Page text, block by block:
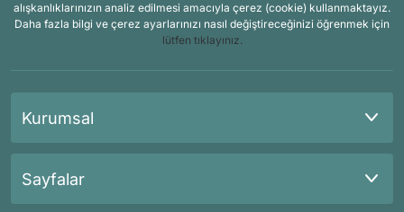
alışkanlıklarınızın analiz edilmesi amacıyla çerez (cookie) kullanmaktayız.
Daha fazla bilgi ve çerez ayarlarınızı nasıl değiştireceğinizi öğrenmek için
lütfen tıklayınız.
Kurumsal
Sayfalar